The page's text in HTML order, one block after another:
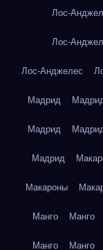
Лос-
Лос-
Лос-Анджелес
Мадрид
Мадрид
Мадрид
Макароны
Манго Манго
Манго Манго